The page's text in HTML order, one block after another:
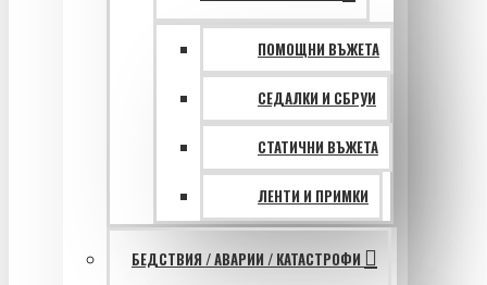
ПОМОЩНИ ВЪЖЕТА
СЕДАЛКИ И СБРУИ
СТАТИЧНИ ВЪЖЕТА
ЛЕНТИ И ПРИМКИ
БЕДСТВИЯ / АВАРИИ / КАТАСТРОФИ